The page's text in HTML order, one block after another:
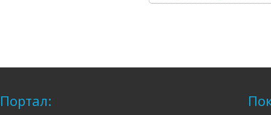
Портал: